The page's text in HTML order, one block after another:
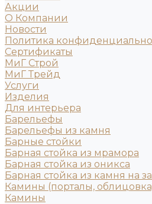
Акции
О Компании
Новости
Политика
Сертификаты
МиГ Строй
МиГ Трейд
Услуги
Изделия
Для интерьера
Барельефы
Барельефы из камня
Барные стойки
Барная стойка из мрамора
Барная стойка из оникса
Барная стойка из камня на
Камины (порталы,
Камины